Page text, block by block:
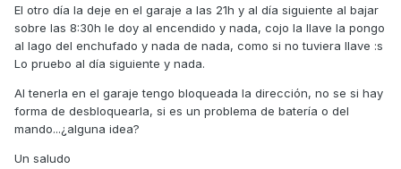
El otro día la deje en el garaje a las 21h y al día siguiente al bajar
sobre las 8:30h le doy al encendido y nada, cojo la llave la pongo
al lago del enchufado y nada de nada, como si no tuviera llave :s
Lo pruebo al día siguiente y nada.
Al tenerla en el garaje tengo bloqueada la dirección, no se si hay
forma de desbloquearla, si es un problema de batería o del
mando...¿alguna idea?
Un saludo